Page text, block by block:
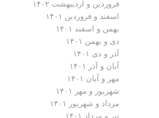
فروردین و اردیبهشت ۱۴۰۲
اسفند و فروردین ۱۴۰۱
بهمن و اسفند ۱۴۰۱
دی و بهمن ۱۴۰۱
آذر و دی ۱۴۰۱
آبان و آذر ۱۴۰۱
مهر و آبان ۱۴۰۱
شهریور و مهر ۱۴۰۱
مرداد و شهریور ۱۴۰۱
تیر و مرداد ۱۴۰۱